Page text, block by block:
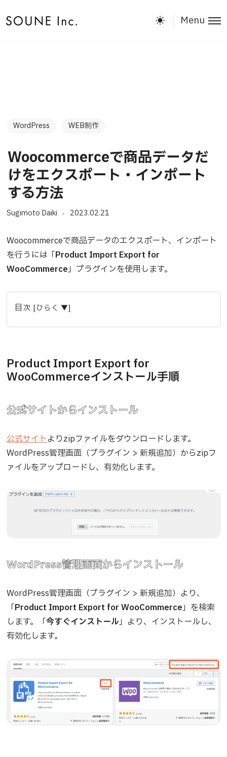
Menu
WordPress WEB制作
Woocommerceで商品データだ
けをエクスポート・インポート
する方法
Sugimoto Daiki 2023.02.21
Woocommerceで商品データのエクスポート、インポート
を行うには「Product Import Export for
WooCommerce」プラグインを使用します。
目次 [ひらく ▼]
Product Import Export for
WooCommerceインストール手順
公式サイトからインストール
公式サイトよりzipファイルをダウンロードします。
WordPress管理画面（プラグイン > 新規追加）からzipフ
ァイルをアップロードし、有効化します。
WordPress管理画面からインストール
WordPress管理画面（プラグイン > 新規追加）より、
「Product Import Export for WooCommerce」を検索
します。「今すぐインストール」より、インストールし、
有効化します。